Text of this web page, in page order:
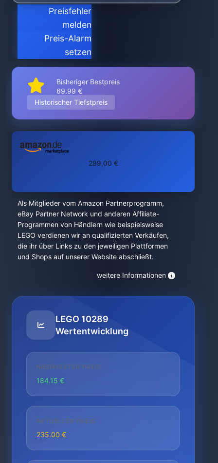
Preisfehler
melden
Preis-Alarm
setzen
Bisheriger Bestpreis
69.99 €
Historischer Tiefstpreis
289,00 €
Als Mitglieder vom Amazon Partnerprogramm,
eBay Partner Network und anderen Affiliate-
Programmen von Händlern wie beispielsweise
LEGO verdienen wir an qualifizierten Verkäufen,
die ihr über Links zu den jeweiligen Plattformen
und Shops auf unserer Website abschließt.
weitere Informationen
LEGO 10289
Wertentwicklung
NIEDRIGSTER PREIS
184.15 €
AKTUELLER PREIS
235.00 €